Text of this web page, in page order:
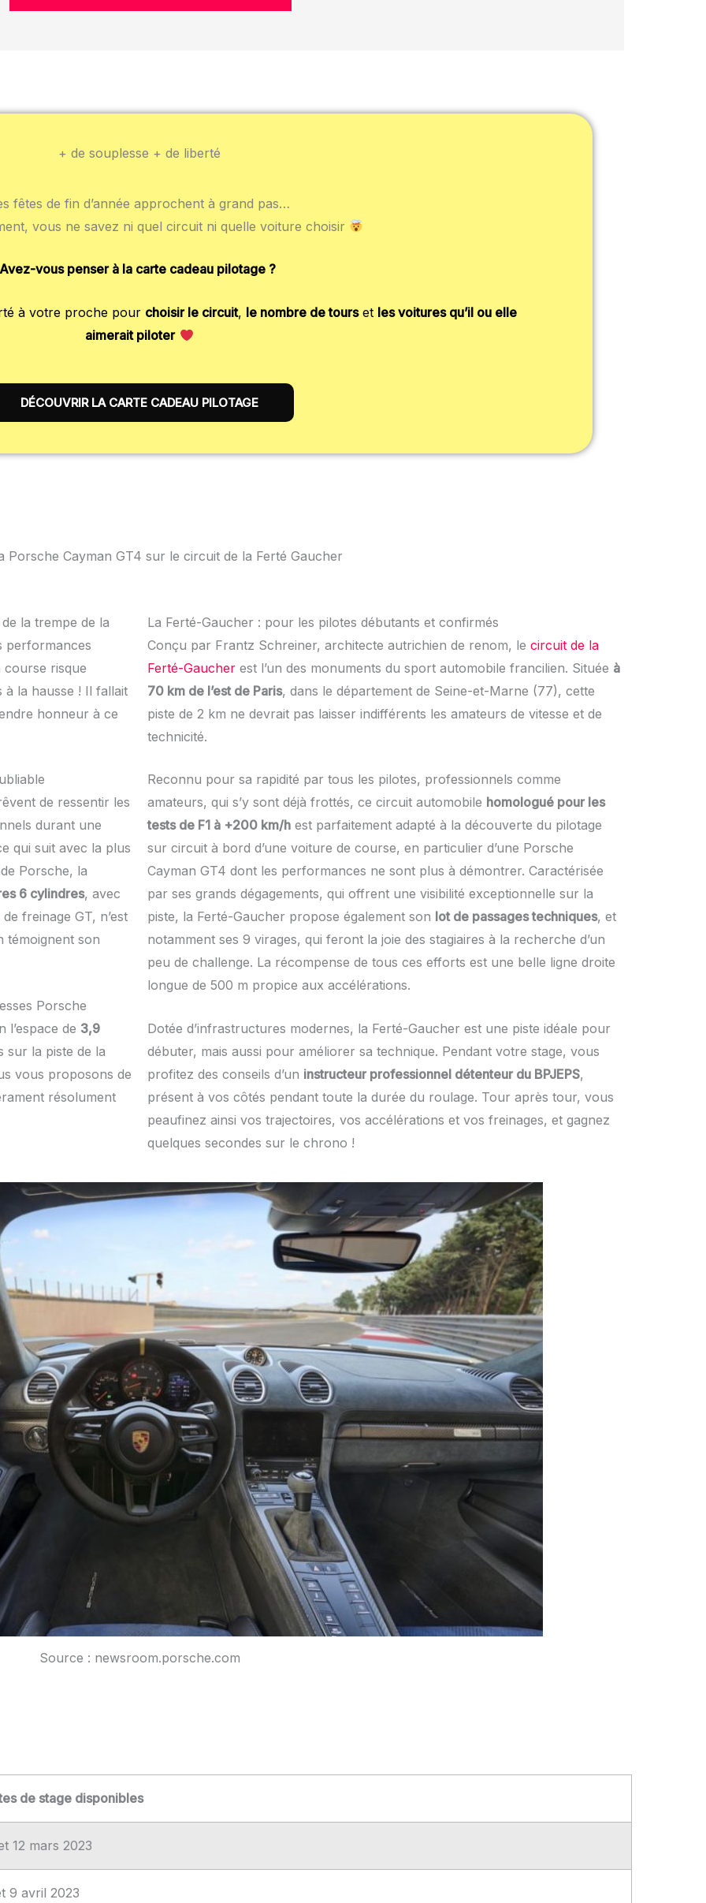
+ de souplesse + de liberté
fêtes de fin d’année approchent à grand pas…
vous ne savez ni quel circuit ni quelle voiture choisir
Avez-vous penser à la carte cadeau pilotage ?
à votre proche pour choisir le circuit, le nombre de tourset les voitures qu’il ou elle
aimerait piloter
DÉCOUVRIR LA CARTE CADEAU PILOTAGE
Porsche Cayman GT4 sur le circuit de la Ferté Gaucher
la trempe de la
performances
risque
la hausse ! Il fallait
honneur à ce
de ressentir les
durant une
qui suit avec la plus
Porsche, la
6 cylindres, avec
freinage GT, n’est
témoignent son
Porsche
de 3,9
sur la piste de la
vous proposons de
résolument
La Ferté-Gaucher : pour les pilotes débutants et confirmés
Conçu par Frantz Schreiner, architecte autrichien de renom, le circuit de la
Ferté-Gaucher est l’un des monuments du sport automobile francilien. Située à
70 km de l’est de Paris, dans le département de Seine-et-Marne (77), cette
piste de 2 km ne devrait pas laisser indifférents les amateurs de vitesse et de
technicité.
Reconnu pour sa rapidité par tous les pilotes, professionnels comme
amateurs, qui s’y sont déjà frottés, ce circuit automobile homologué pour les
tests de F1 à +200 km/h est parfaitement adapté à la découverte du pilotage
sur circuit à bord d’une voiture de course, en particulier d’une Porsche
Cayman GT4 dont les performances ne sont plus à démontrer. Caractérisée
par ses grands dégagements, qui offrent une visibilité exceptionnelle sur la
piste, la Ferté-Gaucher propose également son lot de passages techniques, et
notamment ses 9 virages, qui feront la joie des stagiaires à la recherche d’un
peu de challenge. La récompense de tous ces efforts est une belle ligne droite
longue de 500 m propice aux accélérations.
Dotée d’infrastructures modernes, la Ferté-Gaucher est une piste idéale pour
débuter, mais aussi pour améliorer sa technique. Pendant votre stage, vous
profitez des conseils d’un instructeur professionnel détenteur du BPJEPS,
présent à vos côtés pendant toute la durée du roulage. Tour après tour, vous
peaufinez ainsi vos trajectoires, vos accélérations et vos freinages, et gagnez
quelques secondes sur le chrono !
Source : newsroom.porsche.com
de stage disponibles
12 mars 2023
9 avril 2023